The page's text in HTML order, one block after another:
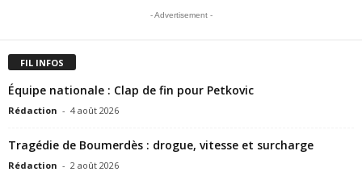
- Advertisement -
FIL INFOS
Équipe nationale : Clap de fin pour Petkovic
Rédaction - 4 août 2026
Tragédie de Boumerdès : drogue, vitesse et surcharge
Rédaction - 2 août 2026